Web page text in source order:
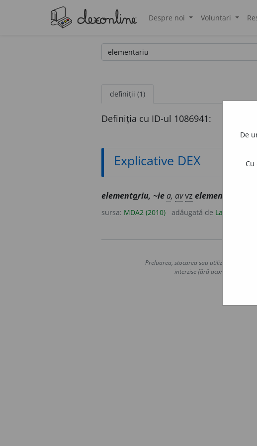
Despre noi Voluntari
definiții (1)
Definiția cu ID-ul 1086941:
Explicative DEX
elementariu, ~iea, avvz elementar
sursa: MDA2 (2010) adăugată de LauraGellner
Preluarea, stocarea sau utilizarea
interzise fără acordul nostru
De
Cu